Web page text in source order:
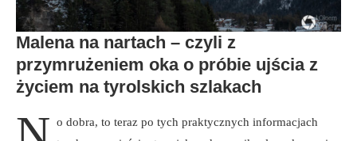
Malena na nartach – czyli z
przymrużeniem oka o próbie ujścia z
życiem na tyrolskich szlakach
o dobra, to teraz po tych praktycznych informacjach